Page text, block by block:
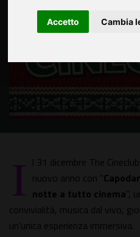
Accetto Cambia
I l 31 dicembre The
nuovo anno con "
notte a tutto cinema",
convivialità, musica dal vivo,
un'unica esperienza immersiva.